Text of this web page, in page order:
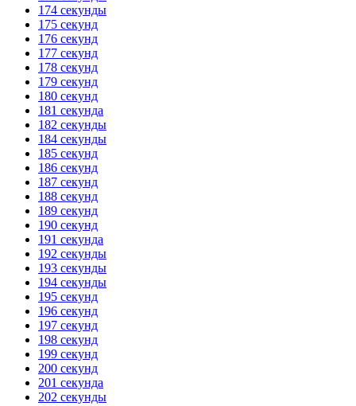
174 секунды
175 секунд
176 секунд
177 секунд
178 секунд
179 секунд
180 секунд
181 секунда
182 секунды
184 секунды
185 секунд
186 секунд
187 секунд
188 секунд
189 секунд
190 секунд
191 секунда
192 секунды
193 секунды
194 секунды
195 секунд
196 секунд
197 секунд
198 секунд
199 секунд
200 секунд
201 секунда
202 секунды